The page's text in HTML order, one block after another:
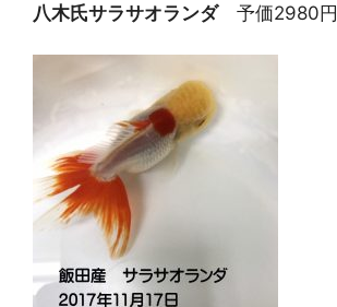
八木氏サラサオランダ予価2980円